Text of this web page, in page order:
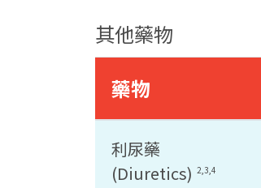
其他藥物
藥物
利尿藥
(Diuretics) 2,3,4